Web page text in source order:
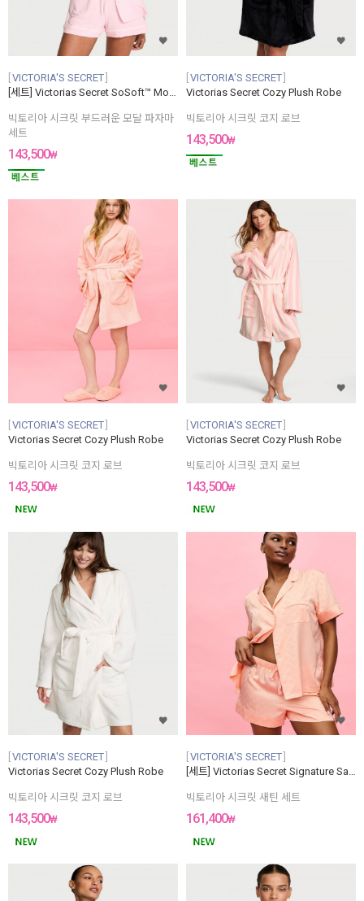
VICTORIA'S SECRET
빅토리아 시크릿 부드러운 모달 파자마
세트
143,500₩
VICTORIA'S SECRET
Victorias Secret Cozy Plush Robe
빅토리아 시크릿 코지 로브
143,500₩
VICTORIA'S SECRET
Victorias Secret Cozy Plush Robe
빅토리아 시크릿 코지 로브
143,500₩
VICTORIA'S SECRET
Victorias Secret Cozy Plush Robe
빅토리아 시크릿 코지 로브
143,500₩
VICTORIA'S SECRET
Victorias Secret Cozy Plush Robe
빅토리아 시크릿 코지 로브
143,500₩
VICTORIA'S SECRET
[세트] Victorias Secret Signature Satin Short Pajama Set
빅토리아 시크릿 새틴 세트
161,400₩